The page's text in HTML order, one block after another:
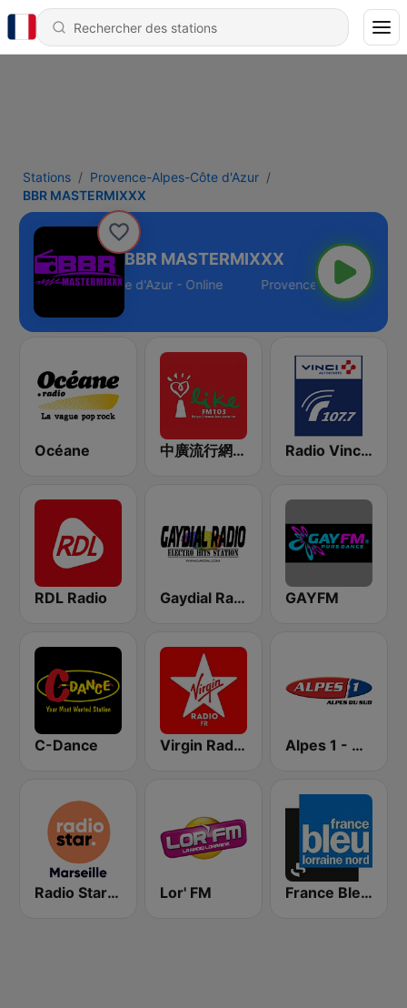
Stations
Provence-Alpes-Côte d'Azur
BBR MASTERMIXXX
BBR MASTERMIXXX
Alpes-Côte d'Azur - Online
Océane 中廣流行網 I like radio Radio Vinci Autoroutes Alpes
RDL Radio Gaydial Radio GAYFM
C-Dance Virgin Radio FR Alpes 1 - Alpes du Sud
Radio Star Marseille Lor' FM France Bleu Lorraine Nord